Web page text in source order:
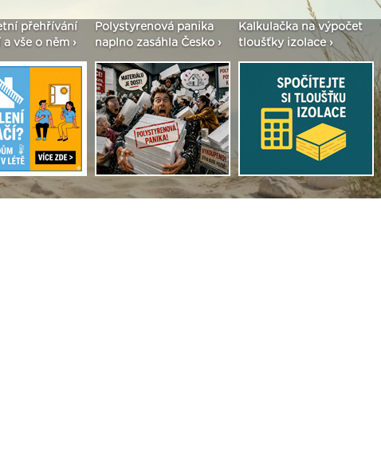
přehřívání
vše o něm ›
Polystyrenová panika
naplno zasáhla Česko ›
Kalkulačka na výpočet
tloušťky izolace ›